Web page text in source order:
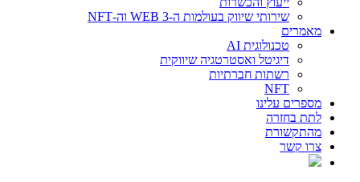
שירותי שיווק בעולמות ה-WEB 3 וה-NFT
מאמרים
טכנולוגית AI
דיגיטל ואסטרטגיה שיווקית
רשתות חברתיות
NFT
מספרים עלינו
לתת בחזרה
מהתקשורת
צרו קשר